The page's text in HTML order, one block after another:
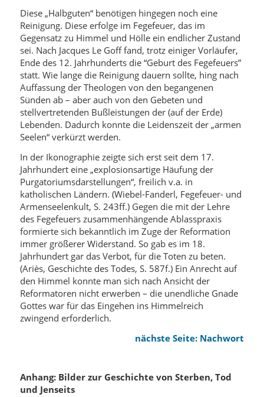
Diese „Halbguten“ benötigen hingegen noch eine
Reinigung. Diese erfolge im Fegefeuer, das im
Gegensatz zu Himmel und Hölle ein endlicher Zustand
sei. Nach Jacques Le Goff fand, trotz einiger Vorläufer,
Ende des 12. Jahrhunderts die “Geburt des Fegefeuers”
statt. Wie lange die Reinigung dauern sollte, hing nach
Auffassung der Theologen von den begangenen
Sünden ab – aber auch von den Gebeten und
stellvertretenden Bußleistungen der (auf der Erde)
Lebenden. Dadurch konnte die Leidenszeit der „armen
Seelen“ verkürzt werden.
In der Ikonographie zeigte sich erst seit dem 17.
Jahrhundert eine „explosionsartige Häufung der
Purgatoriumsdarstellungen“, freilich v.a. in
katholischen Ländern. (Wiebel-Fanderl, Fegefeuer- und
Armenseelenkult, S. 243ff.) Gegen die mit der Lehre
des Fegefeuers zusammenhängende Ablasspraxis
formierte sich bekanntlich im Zuge der Reformation
immer größerer Widerstand. So gab es im 18.
Jahrhundert gar das Verbot, für die Toten zu beten.
(Ariès, Geschichte des Todes, S. 587f.) Ein Anrecht auf
den Himmel konnte man sich nach Ansicht der
Reformatoren nicht erwerben – die unendliche Gnade
Gottes war für das Eingehen ins Himmelreich
zwingend erforderlich.
nächste Seite: Nachwort
Anhang: Bilder zur Geschichte von Sterben, Tod
und Jenseits